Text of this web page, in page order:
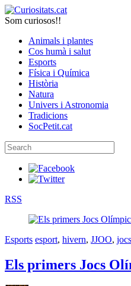
Som curiosos!!
Animals i plantes
Cos humà i salut
Esports
Física i Química
Història
Natura
Univers i Astronomia
Tradicions
SocPetit.cat
RSS
Esports esport, hivern, JJOO,
Els primers Jocs